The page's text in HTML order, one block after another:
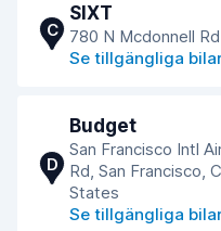
C
SIXT
780 N Mcdonnell Rd
Se tillgängliga
D
Budget
San Francisco Intl
Rd, San Francisco,
States
Se tillgängliga